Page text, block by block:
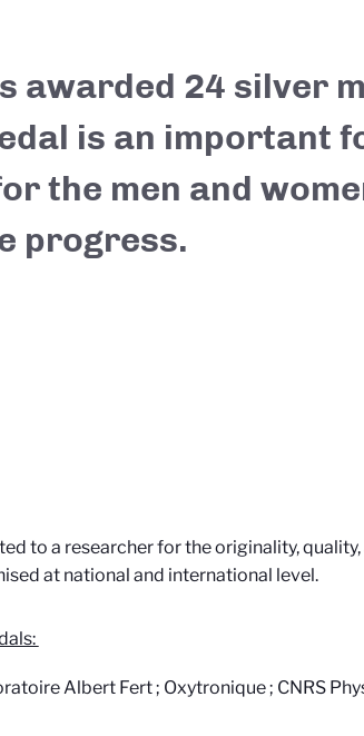
awarded 24 silver
is an important
the men and
progress.
to a researcher for the originality,
at national and international level.
Albert Fert ; Oxytronique ; CNRS